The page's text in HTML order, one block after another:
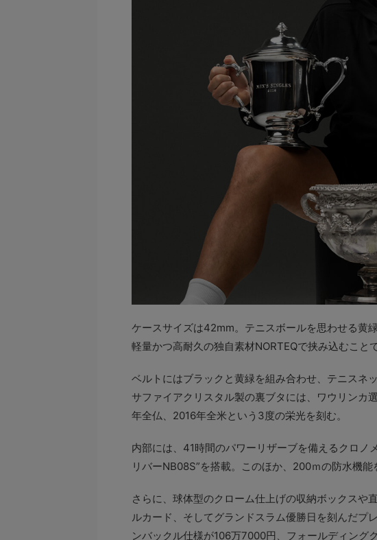
ケースサイズは42mm。テニスボールを思わせる黄
軽量かつ高耐久の独自素材NORTEQで挟み込むこと
ベルトにはブラックと黄緑を組み合わせ、テニスネ
サファイアクリスタル製の裏ブタには、ワウリンカ
年全仏、2016年全米という3度の栄光を刻む。
内部には、41時間のパワーリザーブを備えるクロノ
リバーNB08S”を搭載。このほか、200ｍの防水機能
さらに、球体型のクローム仕上げの収納ボックスや
ルカード、そしてグランドスラム優勝日を刻んだプ
ンバックル仕様が106万7000円、フォールディング